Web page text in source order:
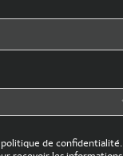
de confidentialité.